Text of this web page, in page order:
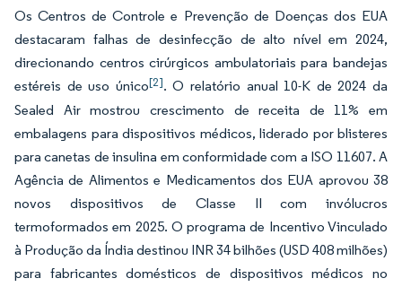
Os Centros de Controle e Prevenção de Doenças dos EUA
destacaram falhas de desinfecção de alto nível em 2024,
direcionando centros cirúrgicos ambulatoriais para bandejas
estéreis de uso único[2]. O relatório anual 10-K de 2024 da
Sealed Air mostrou crescimento de receita de 11% em
embalagens para dispositivos médicos, liderado por blisteres
para canetas de insulina em conformidade com a ISO 11607. A
Agência de Alimentos e Medicamentos dos EUA aprovou 38
novos dispositivos de Classe II com invólucros
termoformados em 2025. O programa de Incentivo Vinculado
à Produção da Índia destinou INR 34 bilhões (USD 408 milhões)
para fabricantes domésticos de dispositivos médicos no